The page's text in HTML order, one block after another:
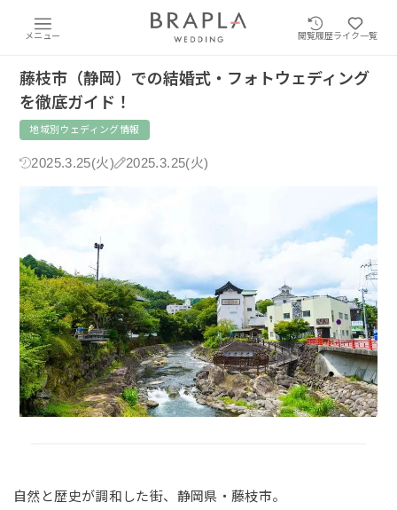
メニュー 閲覧履歴ライク一覧
藤枝市（静岡）での結婚式・フォトウェディング
を徹底ガイド！
地域別ウェディング情報
2025.3.25(火) 2025.3.25(火)
自然と歴史が調和した街、静岡県・藤枝市。